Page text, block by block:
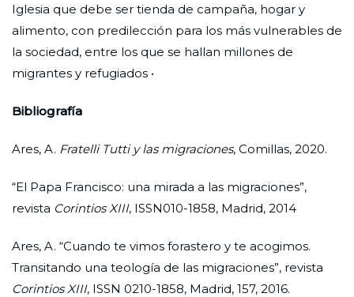
Iglesia que debe ser tienda de campaña, hogar y
alimento, con predilección para los más vulnerables de
la sociedad, entre los que se hallan millones de
migrantes y refugiados •
Bibliografía
Ares, A. Fratelli Tutti y las migraciones, Comillas, 2020.
“El Papa Francisco: una mirada a las migraciones”,
revista Corintios XIII, ISSN010-1858, Madrid, 2014
Ares, A. “Cuando te vimos forastero y te acogimos.
Transitando una teología de las migraciones”, revista
Corintios XIII, ISSN 0210-1858, Madrid, 157, 2016.